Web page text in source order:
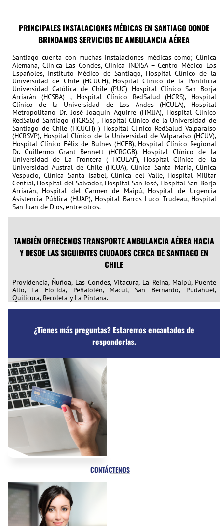
PRINCIPALES INSTALACIONES MÉDICAS EN SANTIAGO DONDE
BRINDAMOS SERVICIOS DE AMBULANCIA AÉREA
Santiago cuenta con muchas instalaciones médicas como; Clínica
Alemana, Clínica Las Condes, Clínica INDISA – Centro Médico Los
Españoles, Instituto Médico de Santiago, Hospital Clínico de la
Universidad de Chile (HCUCH), Hospital Clínico de la Pontificia
Universidad Católica de Chile (PUC) Hospital Clínico San Borja
Arriarán (HCSBA) , Hospital Clínico RedSalud (HCRS), Hospital
Clínico de la Universidad de Los Andes (HCULA), Hospital
Metropolitano Dr. José Joaquín Aguirre (HMJJA), Hospital Clínico
RedSalud Santiago (HCRSS) , Hospital Clínico de la Universidad de
Santiago de Chile (HCUCH) ) Hospital Clínico RedSalud Valparaíso
(HCRSVP), Hospital Clínico de la Universidad de Valparaíso (HCUV),
Hospital Clínico Félix de Bulnes (HCFB), Hospital Clínico Regional
Dr. Guillermo Grant Bennett (HCRGGB), Hospital Clínico de la
Universidad de La Frontera ( HCULAF), Hospital Clínico de la
Universidad Austral de Chile (HCUA), Clínica Santa María, Clínica
Vespucio, Clínica Santa Isabel, Clínica del Valle, Hospital Militar
Central, Hospital del Salvador, Hospital San José, Hospital San Borja
Arriarán, Hospital del Carmen de Maipú, Hospital de Urgencia
Asistencia Pública (HUAP), Hospital Barros Luco Trudeau, Hospital
San Juan de Dios, entre otros.
TAMBIÉN OFRECEMOS TRANSPORTE AMBULANCIA AÉREA HACIA
Y DESDE LAS SIGUIENTES CIUDADES CERCA DE SANTIAGO EN
CHILE
Providencia, Ñuñoa, Las Condes, Vitacura, La Reina, Maipú, Puente
Alto, La Florida, Peñalolén, Macul, San Bernardo, Pudahuel,
Quilicura, Recoleta y La Pintana.
¿Tienes más preguntas? Estaremos encantados de
responderlas.
CONTÁCTENOS